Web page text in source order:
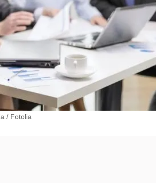
/ Fotolia